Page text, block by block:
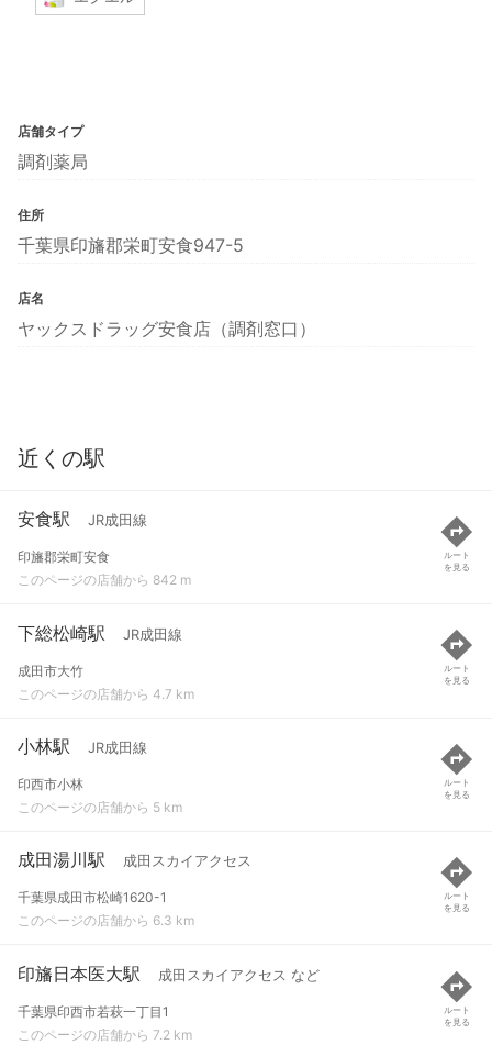
店舗タイプ
調剤薬局
住所
千葉県印旛郡栄町安食947-5
店名
ヤックスドラッグ安食店（調剤窓口）
近くの駅
安食駅 JR成田線
印旛郡栄町安食
このページの店舗から 842 m
ルート
を見る
下総松崎駅 JR成田線
成田市大竹
このページの店舗から 4.7 km
ルート
を見る
小林駅 JR成田線
印西市小林
このページの店舗から 5 km
ルート
を見る
成田湯川駅 成田スカイアクセス
千葉県成田市松崎1620-1
このページの店舗から 6.3 km
ルート
を見る
印旛日本医大駅 成田スカイアクセス など
千葉県印西市若萩一丁目1
このページの店舗から 7.2 km
ルート
を見る